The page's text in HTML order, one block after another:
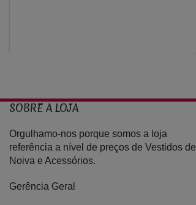
SOBRE A LOJA
Orgulhamo-nos porque somos a loja
referência a nível de preços de Vestidos de
Noiva e Acessórios.
Gerência Geral